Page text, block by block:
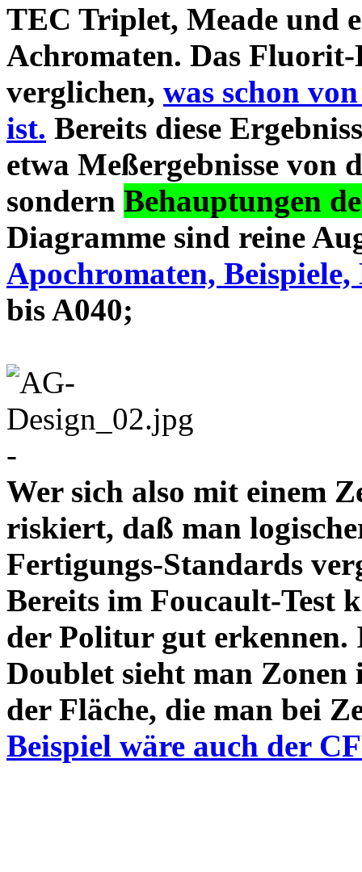
TEC Triplet, Meade und
Achromaten. Das
verglichen, was schon
ist. Bereits diese
etwa Meßergebnisse von
sondern Behauptungen
Diagramme sind reine
Apochromaten, Beispiele,
bis A040;
-
Wer sich also mit einem
riskiert, daß man
Fertigungs-Standards
Bereits im Foucault-Test
der Politur gut
Doublet sieht man Zonen
der Fläche, die man bei
Beispiel wäre auch der